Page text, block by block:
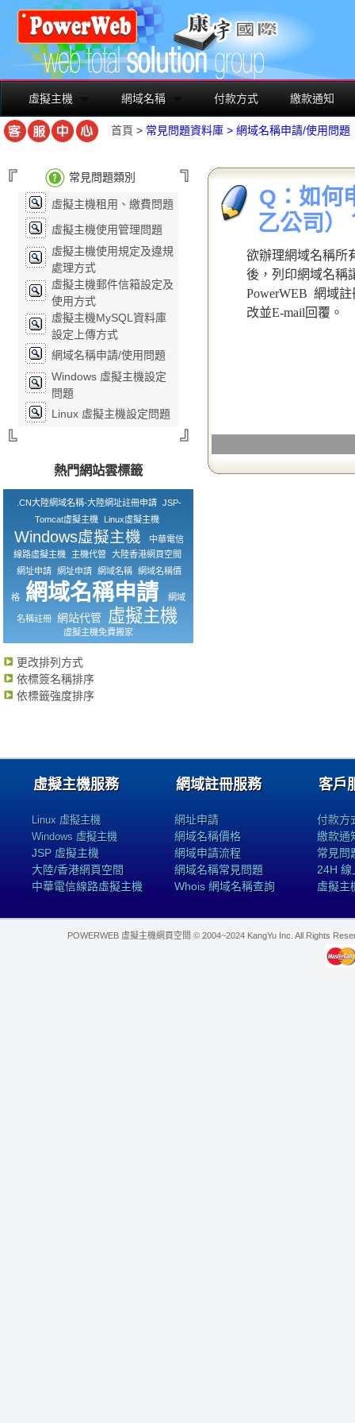
虛擬主機 網域名稱 付款方式 繳款通知
首頁 > 常見問題資料庫 > 網域名稱申請/使用問題
常見問題類別
虛擬主機租用、繳費問題
虛擬主機使用管理問題
虛擬主機使用規定及違規
處理方式
虛擬主機郵件信箱設定及
使用方式
虛擬主機MySQL資料庫
設定上傳方式
網域名稱申請/使用問題
Windows 虛擬主機設定
問題
Linux 虛擬主機設定問題
熱門網站雲標籤
.CN大陸網域名稱-大陸網址註冊申請 JSP-
Tomcat虛擬主機
Linux虛擬主機
Windows虛擬主機
中華電信
線路虛擬主機
主機代管 大陸香港網頁空間
網址申請 網址申請 網域名稱 網域名稱價
格 網域名稱申請 網域
名稱註冊 網站代管 虛擬主機
虛擬主機免費搬家
更改排列方式
依標簽名稱排序
依標籤強度排序
Q：如何
乙公司）
欲辦理網域名稱所
後，列印網域名稱
PowerWEB 網域
改並E-mail回覆。
虛擬主機服務
Linux 虛擬主機
Windows 虛擬主機
JSP 虛擬主機
大陸/香港網頁空間
中華電信線路虛擬主機
網域註冊服務
網址申請
網域名稱價格
網域申請流程
網域名稱常見問題
Whois 網域名稱查詢
客戶
付款方
繳款通
常見問
24H 線
虛擬主
POWERWEB 虛擬主機網頁空間 © 2004~2024 KangYu Inc. All Rights